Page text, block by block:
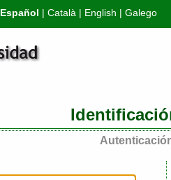
Español | Català | English | Galego